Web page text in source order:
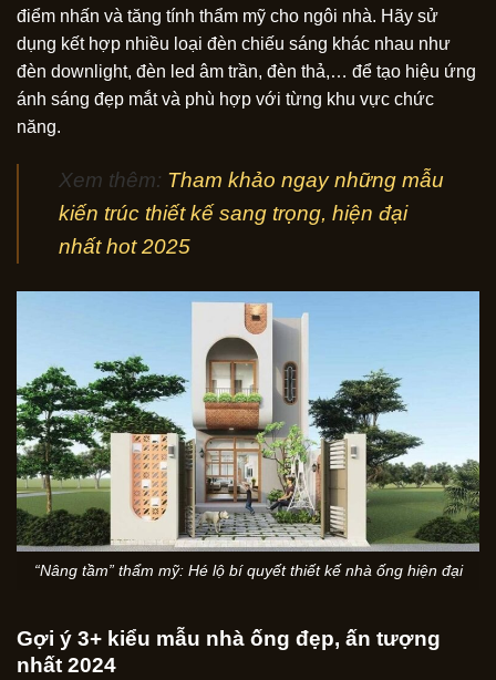
điểm nhấn và tăng tính thẩm mỹ cho ngôi nhà. Hãy sử
dụng kết hợp nhiều loại đèn chiếu sáng khác nhau như
đèn downlight, đèn led âm trần, đèn thả,… để tạo hiệu ứng
ánh sáng đẹp mắt và phù hợp với từng khu vực chức
năng.
Xem thêm: Tham khảo ngay những mẫu
kiến trúc thiết kế sang trọng, hiện đại
nhất hot 2025
“Nâng tầm” thẩm mỹ: Hé lộ bí quyết thiết kế nhà ống hiện đại
Gợi ý 3+ kiểu mẫu nhà ống đẹp, ấn tượng
nhất 2024